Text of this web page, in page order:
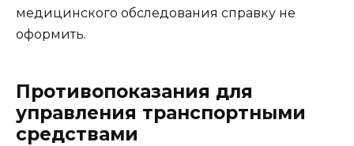
медицинского обследования справку не
оформить.
Противопоказания для
управления транспортными
средствами